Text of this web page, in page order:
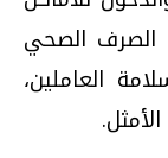
الصرف الصحي
العاملين،
.